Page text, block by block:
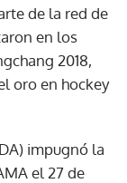
de la red de
en los
2018,
oro en hockey
impugnó la
el 27 de